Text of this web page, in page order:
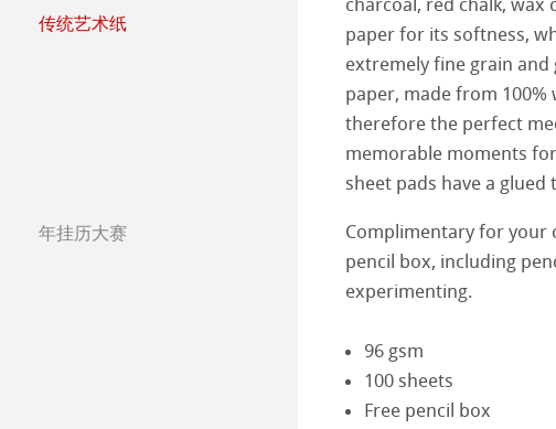
艺术画布
如何安装ICC文件
较早型号的打印机
Harman by
联系我们
FineArt 相册 & QT
内姆勒FineArt喷墨亚麻
QT Albums x
保护及认证
哈内姆勒 Platinum Rag
Classical Printing
常见问题
传统艺术纸
哈内姆勒艺术家系列美
The Collection
The Collection -
The Collection - Ingres
竹纤维Natural Line系列
The Collection
Watercolour系列水彩纸
Hahnemühle Sketch
Hahnemühle 素描纸
油画/丙烯画纸
年挂历大赛
年挂历大赛2026
年挂历大赛2025
年挂历大赛2024
年挂历大赛2023
charcoal, red chalk, wax
paper for its softness,
extremely fine grain
paper, made from 100%
therefore the perfect
memorable moments
sheet pads have a glued
Complimentary for your
pencil box, including
experimenting.
96 gsm
100 sheets
Free pencil box